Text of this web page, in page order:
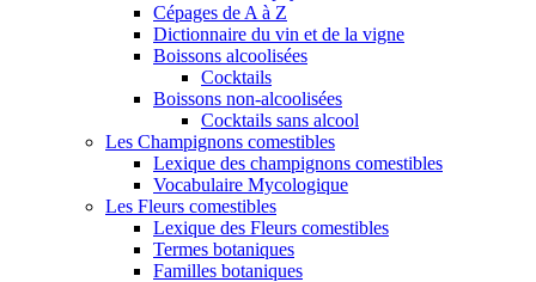
Cépages de A à Z
Dictionnaire du vin et de la vigne
Boissons alcoolisées
Cocktails
Boissons non-alcoolisées
Cocktails sans alcool
Les Champignons comestibles
Lexique des champignons comestibles
Vocabulaire Mycologique
Les Fleurs comestibles
Lexique des Fleurs comestibles
Termes botaniques
Familles botaniques